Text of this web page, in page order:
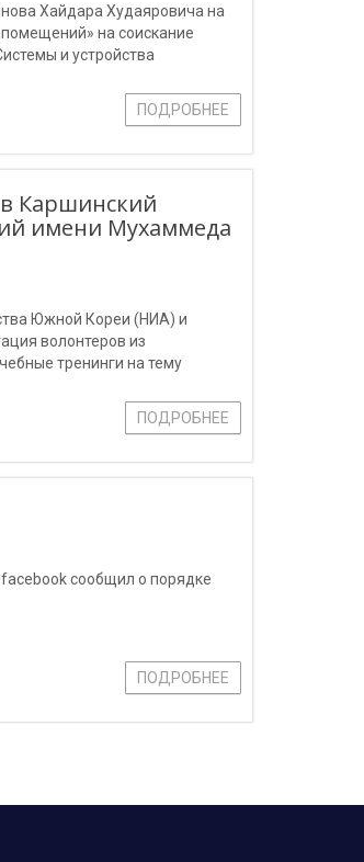
Хайдара Худаяровича на
на соискание
и устройства
ПОДРОБНЕЕ
Каршинский
имени Мухаммеда
Южной Кореи (НИА) и
волонтеров из
тренинги на тему
ПОДРОБНЕЕ
сообщил о порядке
ПОДРОБНЕЕ